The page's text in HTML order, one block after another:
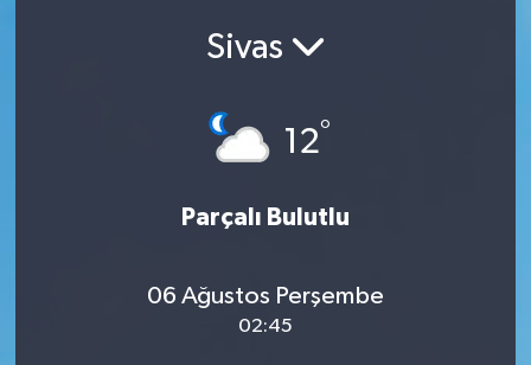
Sivas
12°
Parçalı Bulutlu
06 Ağustos Perşembe
02:45